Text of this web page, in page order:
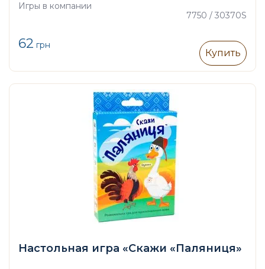
Игры в компании
7750 / 30370S
62 грн
Купить
Настольная игра «Скажи «Паляниця»